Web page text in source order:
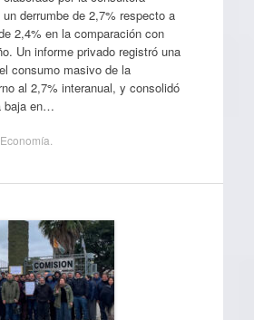
derrumbe de 2,7% respecto a
2,4% en la comparación con
Un informe privado registró una
consumo masivo de la
al 2,7% interanual, y consolidó
baja en…
Economía